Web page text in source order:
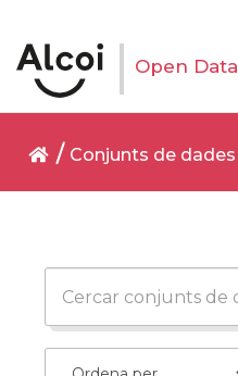
Open Data
Conjunts de dades